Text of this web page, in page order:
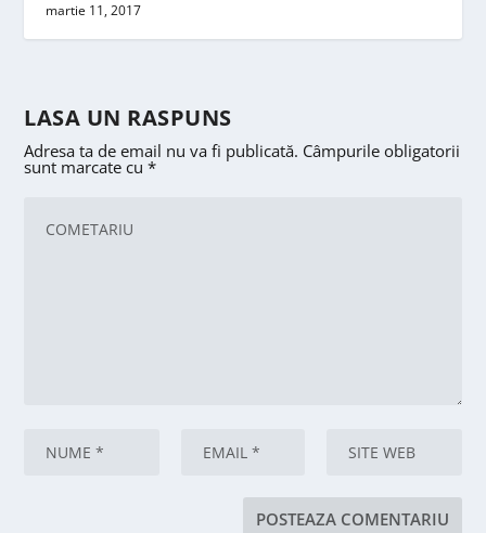
martie 11, 2017
LASA UN RASPUNS
Adresa ta de email nu va fi publicată. Câmpurile obligatorii
sunt marcate cu*